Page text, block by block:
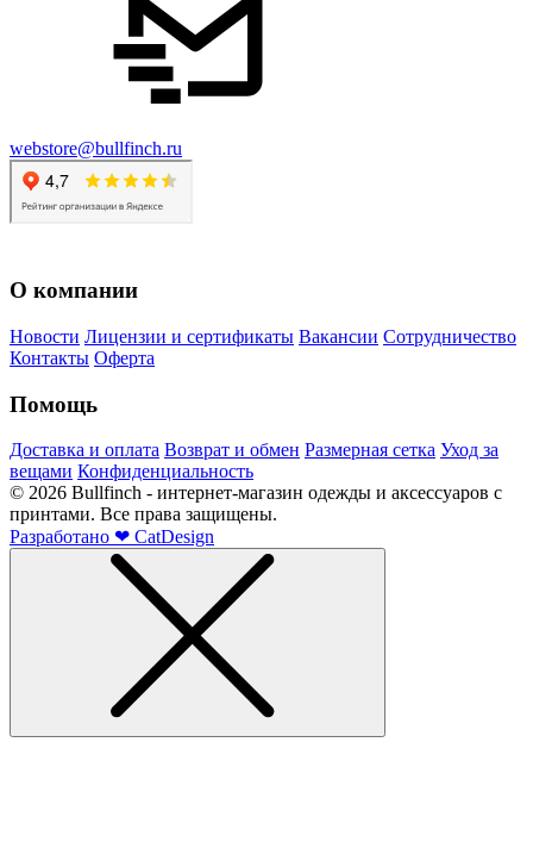
webstore@bullfinch.ru
О компании
Новости Лицензии и сертификаты Вакансии Сотрудничество
Контакты Оферта
Помощь
Доставка и оплата Возврат и обмен Размерная сетка Уход за
вещами Конфиденциальность
© 2026 Bullfinch - интернет-магазин одежды и аксессуаров с
принтами. Все права защищены.
Разработано ❤ CatDesign